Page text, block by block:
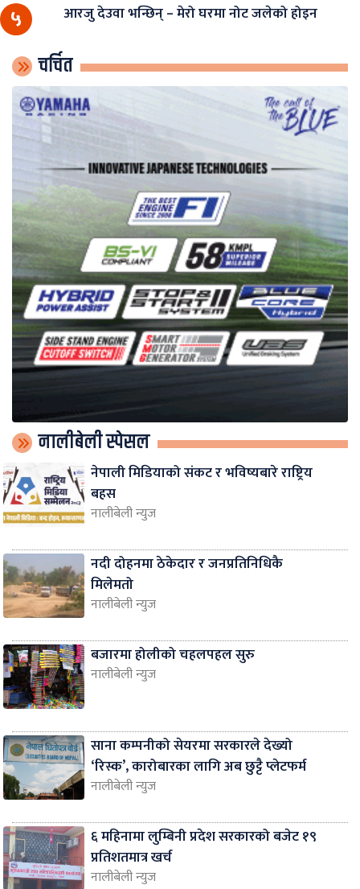
५ आरजु देउवा भन्छिन् – मेरो घरमा नोट जलेको होइन
चर्चित
नालीबेली स्पेसल
नेपाली मिडियाको संकट र भविष्यबारे राष्ट्रिय
बहस
नालीबेली न्युज
नदी दोहनमा ठेकेदार र जनप्रतिनिधिकै
मिलेमतो
नालीबेली न्युज
बजारमा होलीको चहलपहल सुरु
नालीबेली न्युज
साना कम्पनीको सेयरमा सरकारले देख्यो
‘रिस्क’, कारोबारका लागि अब छुट्टै प्लेटफर्म
नालीबेली न्युज
६ महिनामा लुम्बिनी प्रदेश सरकारको बजेट १९
प्रतिशतमात्र खर्च
नालीबेली न्युज